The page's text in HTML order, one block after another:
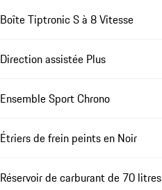
Boîte Tiptronic S à 8 Vitesse
Direction assistée Plus
Ensemble Sport Chrono
Étriers de frein peints en Noir
Réservoir de carburant de 70 litres